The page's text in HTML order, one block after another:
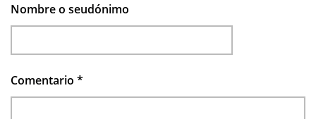
Nombre o seudónimo
Comentario *